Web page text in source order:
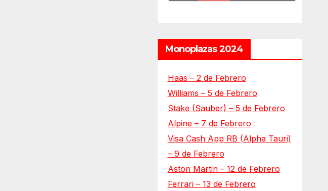
Monoplazas 2024
Haas – 2 de Febrero
Williams – 5 de Febrero
Stake (Sauber) – 5 de Febrero
Alpine – 7 de Febrero
Visa Cash App RB (Alpha Tauri)
– 9 de Febrero
Aston Martin – 12 de Febrero
Ferrari – 13 de Febrero